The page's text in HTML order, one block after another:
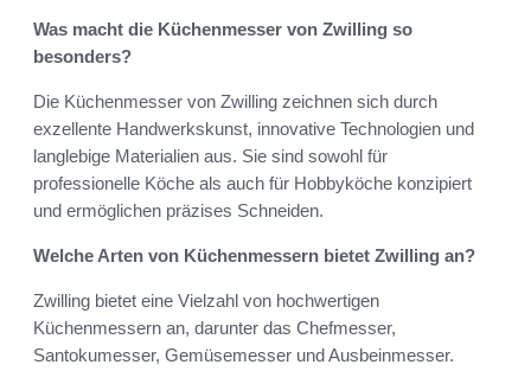
Was macht die Küchenmesser von Zwilling so
besonders?
Die Küchenmesser von Zwilling zeichnen sich durch
exzellente Handwerkskunst, innovative Technologien und
langlebige Materialien aus. Sie sind sowohl für
professionelle Köche als auch für Hobbyköche konzipiert
und ermöglichen präzises Schneiden.
Welche Arten von Küchenmessern bietet Zwilling an?
Zwilling bietet eine Vielzahl von hochwertigen
Küchenmessern an, darunter das Chefmesser,
Santokumesser, Gemüsemesser und Ausbeinmesser.